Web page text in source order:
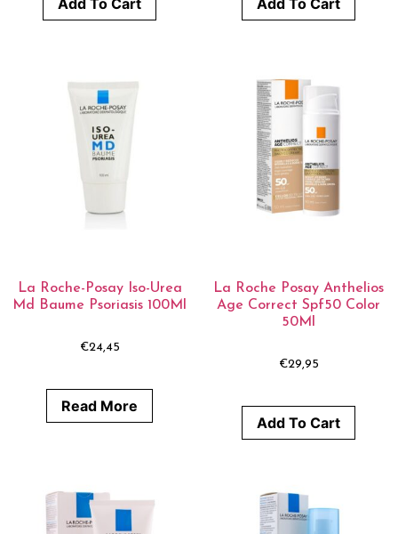
La Roche-Posay Iso-Urea
Md Baume Psoriasis 100Ml
€24,45
Read More
La Roche Posay Anthelios
Age Correct Spf50 Color
50Ml
€29,95
Add To Cart